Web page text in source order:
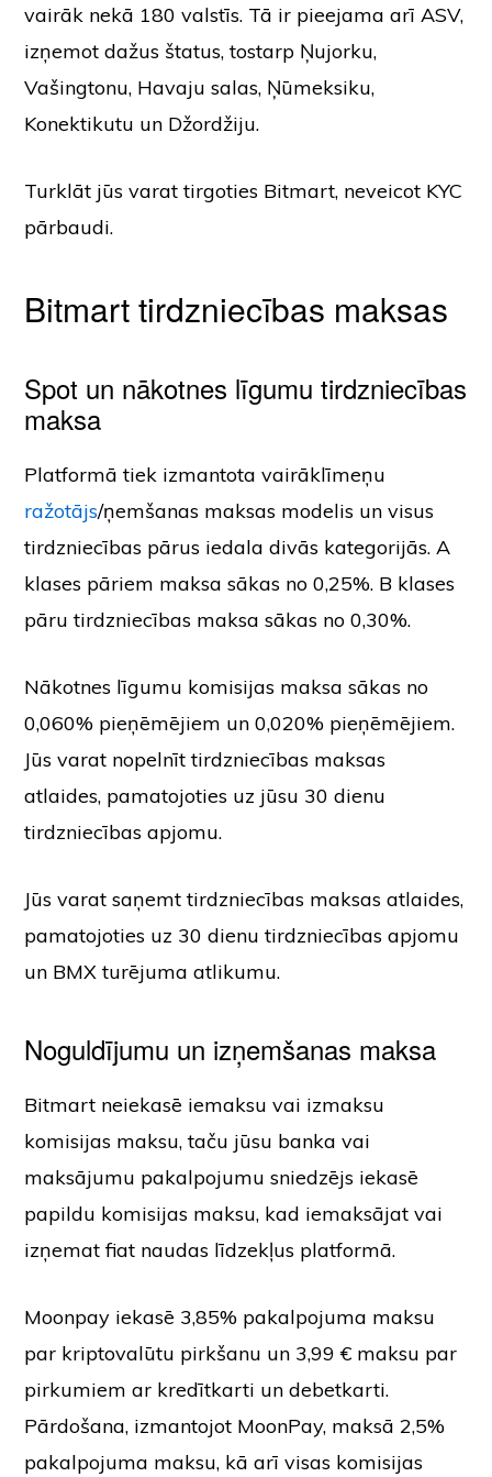
vairāk nekā 180 valstīs. Tā ir pieejama arī ASV,
izņemot dažus štatus, tostarp Ņujorku,
Vašingtonu, Havaju salas, Ņūmeksiku,
Konektikutu un Džordžiju.
Turklāt jūs varat tirgoties Bitmart, neveicot KYC
pārbaudi.
Bitmart tirdzniecības maksas
Spot un nākotnes līgumu tirdzniecības
maksa
Platformā tiek izmantota vairāklīmeņu
ražotājs/ņemšanas maksas modelis un visus
tirdzniecības pārus iedala divās kategorijās. A
klases pāriem maksa sākas no 0,25%. B klases
pāru tirdzniecības maksa sākas no 0,30%.
Nākotnes līgumu komisijas maksa sākas no
0,060% pieņēmējiem un 0,020% pieņēmējiem.
Jūs varat nopelnīt tirdzniecības maksas
atlaides, pamatojoties uz jūsu 30 dienu
tirdzniecības apjomu.
Jūs varat saņemt tirdzniecības maksas atlaides,
pamatojoties uz 30 dienu tirdzniecības apjomu
un BMX turējuma atlikumu.
Noguldījumu un izņemšanas maksa
Bitmart neiekasē iemaksu vai izmaksu
komisijas maksu, taču jūsu banka vai
maksājumu pakalpojumu sniedzējs iekasē
papildu komisijas maksu, kad iemaksājat vai
izņemat fiat naudas līdzekļus platformā.
Moonpay iekasē 3,85% pakalpojuma maksu
par kriptovalūtu pirkšanu un 3,99 € maksu par
pirkumiem ar kredītkarti un debetkarti.
Pārdošana, izmantojot MoonPay, maksā 2,5%
pakalpojuma maksu, kā arī visas komisijas